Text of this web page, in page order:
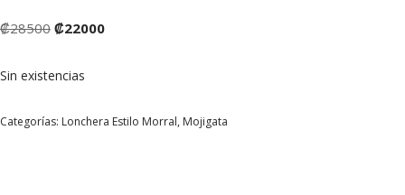
₡28500 ₡22000
Sin existencias
Categorías: Lonchera Estilo Morral, Mojigata